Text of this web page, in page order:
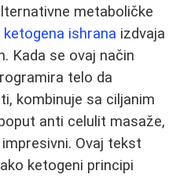
metaboličke
ketogena ishrana izdvaja
Kada se ovaj način
telo da
kombinuje sa ciljanim
anti celulit masaže,
Ovaj tekst
ketogeni principi